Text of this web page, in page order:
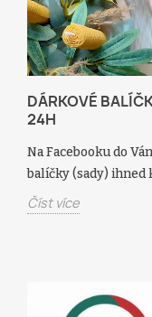
DÁRKOVÉ
24H
Na Facebooku do
balíčky (sady) ihned
Číst více